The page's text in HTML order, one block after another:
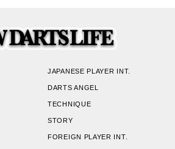
JAPANESE PLAYER INT.
DARTS ANGEL
TECHNIQUE
STORY
FOREIGN PLAYER INT.